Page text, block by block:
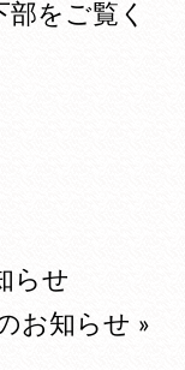
部をご覧く
らせ
お知らせ »